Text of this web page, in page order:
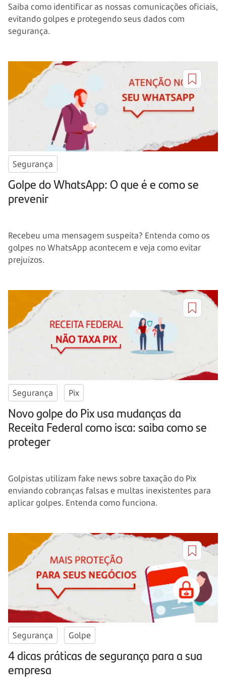
Saiba como identificar as nossas comunicações oficiais,
evitando golpes e protegendo seus dados com
segurança.
Segurança
Golpe do WhatsApp: O que é e como se
prevenir
Recebeu uma mensagem suspeita? Entenda como os
golpes no WhatsApp acontecem e veja como evitar
prejuízos.
Segurança Pix
Novo golpe do Pix usa mudanças da
Receita Federal como isca: saiba como se
proteger
Golpistas utilizam fake news sobre taxação do Pix
enviando cobranças falsas e multas inexistentes para
aplicar golpes. Entenda como funciona.
Segurança Golpe
4 dicas práticas de segurança para a sua
empresa